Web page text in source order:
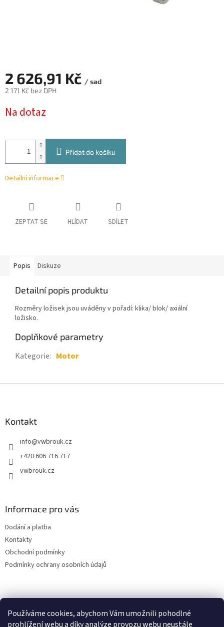
Používáme cookies, abychom Vám umožnili pohodlné
prohlížení webu a díky analýze provozu webu neustále
2 626,91 Kč / sad
2 171 Kč bez DPH
cena:
Na dotaz
Přidat do košíku
Detailní informace
ZEPTAT SE HLÍDAT SDÍLET
Popis Diskuze
Detailní popis produktu
Rozměry ložisek jsou uváděny v pořadí: klika/ blok/ axiální
ložisko.
Doplňkové parametry
Kategorie: Motor
Kontakt
info@vwbrouk.cz
+420 606 716 717
vwbrouk.cz
Informace pro vás
Dodání a platba
Kontakty
Obchodní podmínky
Podmínky ochrany osobních údajů